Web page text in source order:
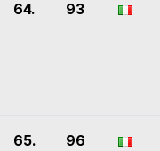
64. 93
65. 96